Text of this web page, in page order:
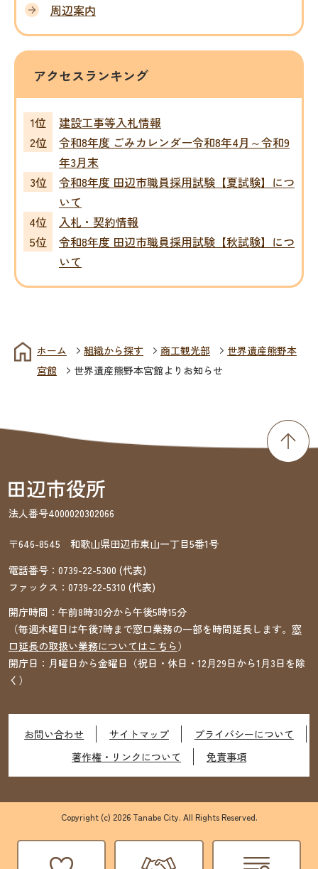
周辺案内
アクセスランキング
建設工事等入札情報
令和8年度 ごみカレンダー令和8年4月～令和9
年3月末
令和8年度 田辺市職員採用試験【夏試験】につ
いて
入札・契約情報
令和8年度 田辺市職員採用試験【秋試験】につ
いて
ホーム 組織から探す 商工観光部
世界遺産熊野本
宮館
世界遺産熊野本宮館よりお知らせ
法人番号4000020302066
〒646-8545 和歌山県田辺市東山一丁目5番1号
電話番号： 0739-22-5300 (代表)
ファックス： 0739-22-5310 (代表)
開庁時間：午前8時30分から午後5時15分
（毎週木曜日は午後7時まで窓口業務の一部を時間延長します。 窓
口延長の取扱い業務についてはこちら）
開庁日：月曜日から金曜日（祝日・休日・12月29日から1月3日を除
く）
お問い合わせ サイトマップ
プライバシーについて
著作権・リンクについて
免責事項
Copyright (c) 2026 Tanabe City. All Rights Reserved.